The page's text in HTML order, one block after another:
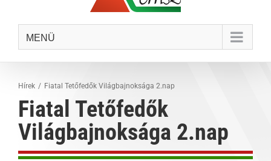
MENÜ
Hírek Fiatal Tetőfedők Világbajnoksága 2.nap
Fiatal Tetőfedők
Világbajnoksága 2.nap